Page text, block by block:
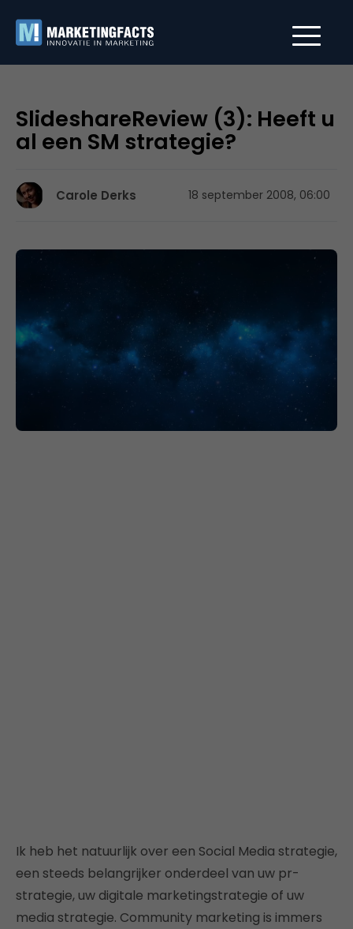
SlideshareReview (3): Heeft u
al een SM strategie?
Carole Derks 18 september 2008, 06:00
Ik heb het natuurlijk over een Social Media strategie,
een steeds belangrijker onderdeel van uw pr-
strategie, uw digitale marketingstrategie of uw
media strategie. Community marketing is immers